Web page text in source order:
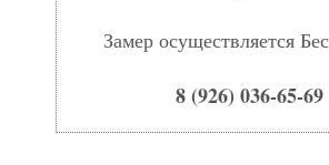
Замер осуществляется
8 (926) 036-65-69